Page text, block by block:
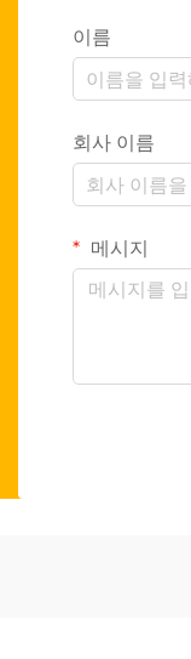
이름
회사 이름
메시지